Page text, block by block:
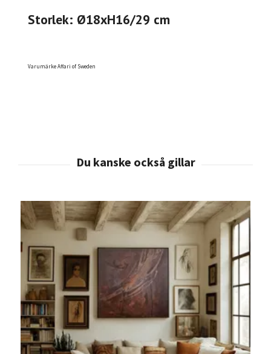
Storlek: Ø18xH16/29 cm
Varumärke Affari of Sweden